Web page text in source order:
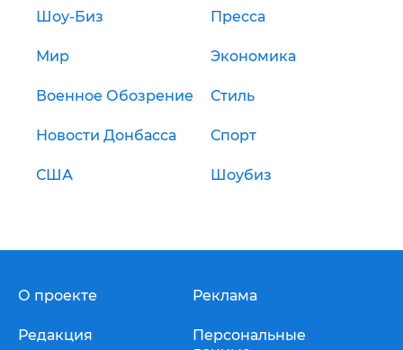
Шоу-Биз Пресса
Мир Экономика
Военное Обозрение Стиль
Новости Донбасса Спорт
США Шоубиз
О проекте
Редакция
Реклама
Персональные